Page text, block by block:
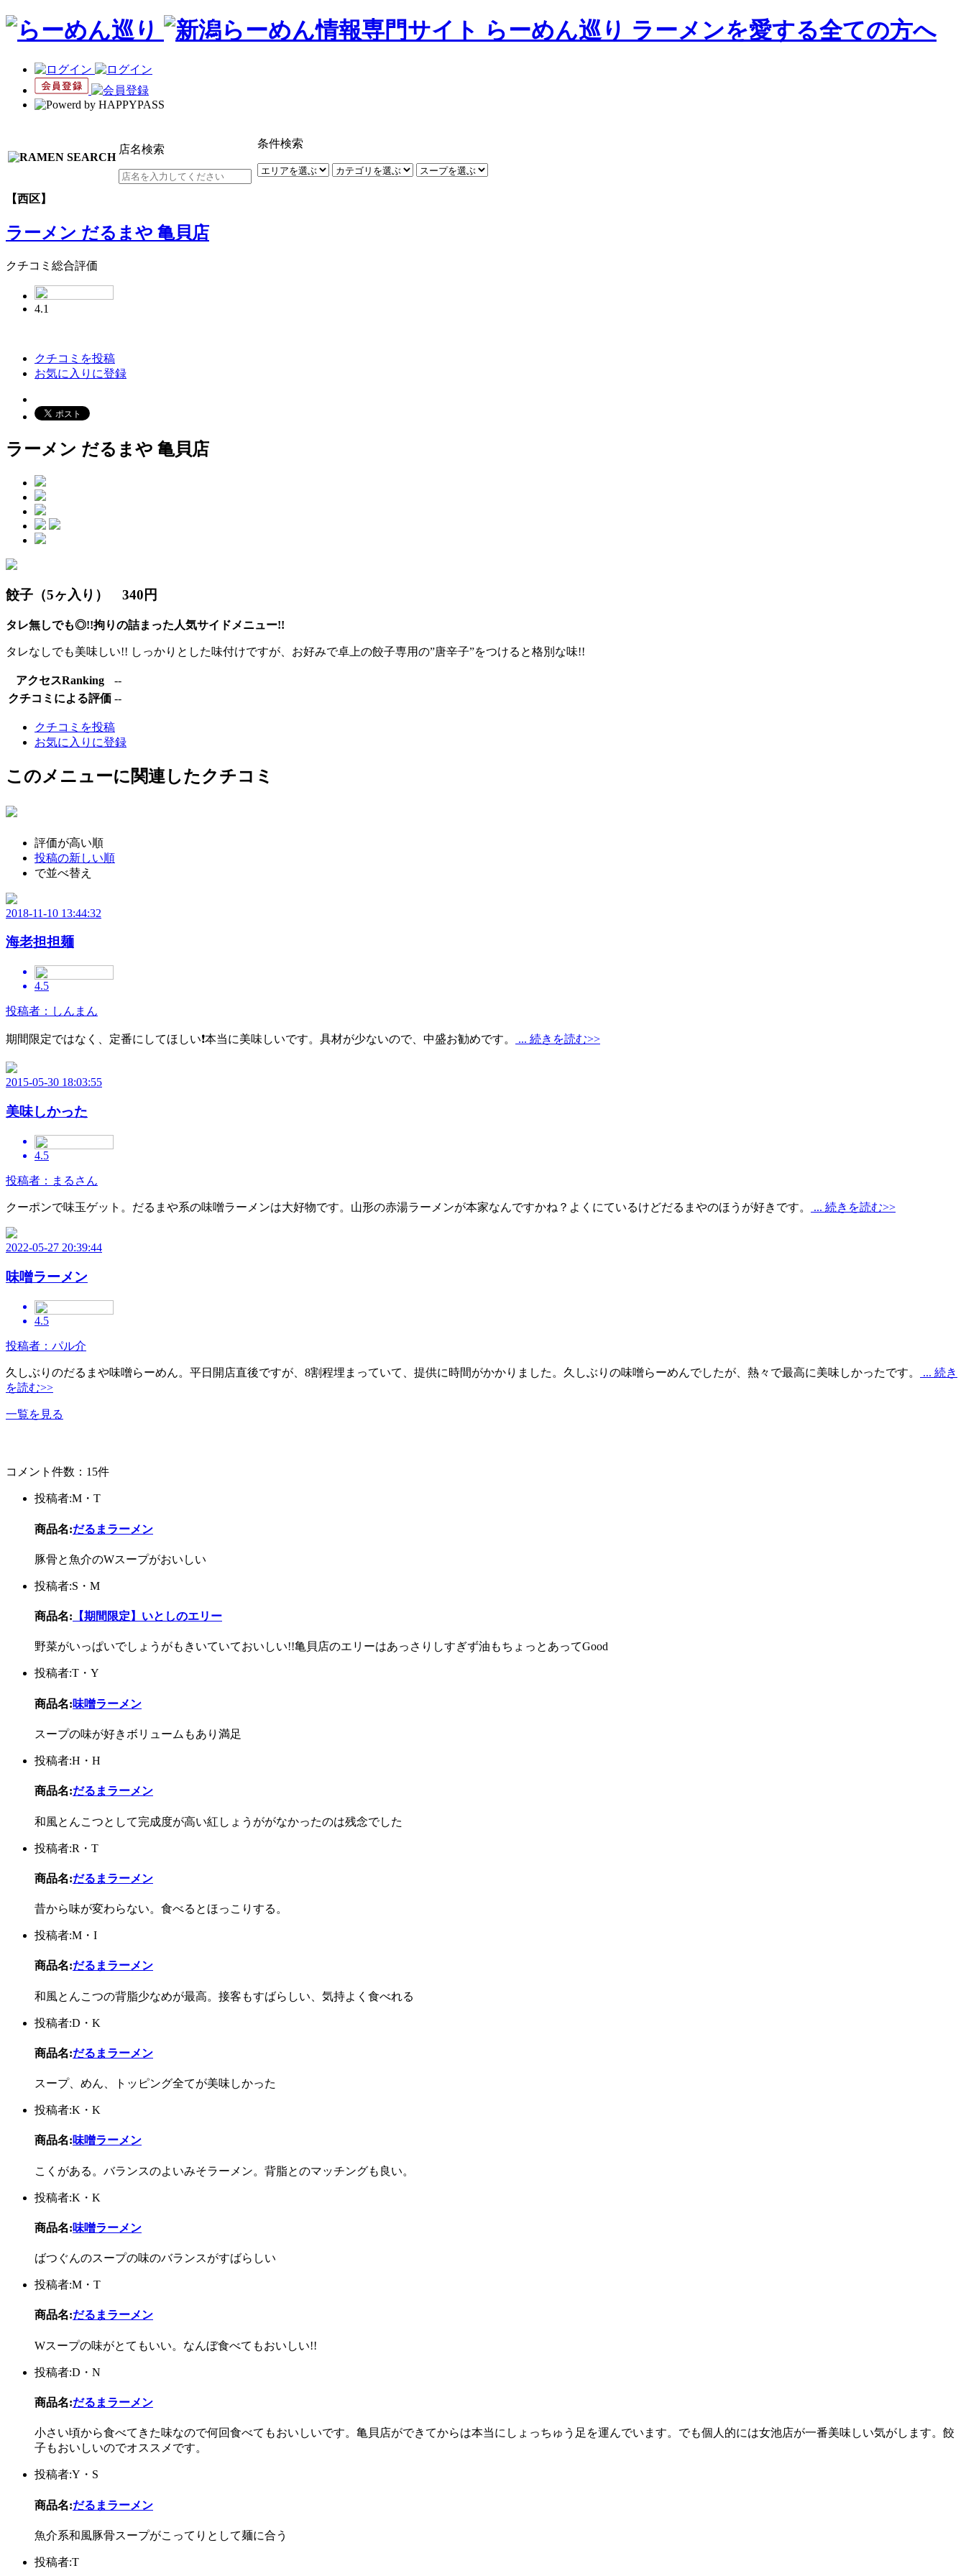
店名検索 条件検索
【西区】
ラーメン だるまや 亀貝店
クチコミ総合評価
4.1
クチコミを投稿
お気に入りに登録
ラーメン だるまや 亀貝店
餃子（5ヶ入り） 340円
タレ無しでも◎!!拘りの詰まった人気サイドメニュー!!
タレなしでも美味しい!! しっかりとした味付けですが、お好みで卓上の餃子専用の”唐辛子”をつけると格別な味!!
アクセスRanking
--
クチコミによる評価 --
クチコミを投稿
お気に入りに登録
このメニューに関連したクチコミ
評価が高い順
投稿の新しい順
で並べ替え
2018-11-10 13:44:32
海老担担麺
4.5
投稿者：しんまん
期間限定ではなく、定番にしてほしい❗️本当に美味しいです。具材が少ないので、中盛お勧めです。 ... 続きを読む>>
2015-05-30 18:03:55
美味しかった
4.5
投稿者：まるさん
クーポンで味玉ゲット。だるまや系の味噌ラーメンは大好物です。山形の赤湯ラーメンが本家なんですかね？よくにているけどだるまやのほうが好きです。 ... 続きを読む>>
2022-05-27 20:39:44
味噌ラーメン
4.5
投稿者：パル介
久しぶりのだるまや味噌らーめん。平日開店直後ですが、8割程埋まっていて、提供に時間がかかりました。久しぶりの味噌らーめんでしたが、熱々で最高に美味しかったです。
... 続き
を読む>>
一覧を見る
コメント件数：15件
投稿者:M・T
商品名:だるまラーメン
豚骨と魚介のWスープがおいしい
投稿者:S・M
商品名: 【期間限定】いとしのエリー
野菜がいっぱいでしょうがもきいていておいしい!!亀貝店のエリーはあっさりしすぎず油もちょっとあってGood
投稿者:T・Y
商品名:味噌ラーメン
スープの味が好きボリュームもあり満足
投稿者:H・H
商品名:だるまラーメン
和風とんこつとして完成度が高い紅しょうががなかったのは残念でした
投稿者:R・T
商品名:だるまラーメン
昔から味が変わらない。食べるとほっこりする。
投稿者:M・I
商品名:だるまラーメン
和風とんこつの背脂少なめが最高。接客もすばらしい、気持よく食べれる
投稿者:D・K
商品名:だるまラーメン
スープ、めん、トッピング全てが美味しかった
投稿者:K・K
商品名:味噌ラーメン
こくがある。バランスのよいみそラーメン。背脂とのマッチングも良い。
投稿者:K・K
商品名:味噌ラーメン
ばつぐんのスープの味のバランスがすばらしい
投稿者:M・T
商品名:だるまラーメン
Wスープの味がとてもいい。なんぼ食べてもおいしい!!
投稿者:D・N
商品名:だるまラーメン
小さい頃から食べてきた味なので何回食べてもおいしいです。亀貝店ができてからは本当にしょっちゅう足を運んでいます。でも個人的には女池店が一番美味しい気がします。餃
子もおいしいのでオススメです。
投稿者:Y・S
商品名:だるまラーメン
魚介系和風豚骨スープがこってりとして麺に合う
投稿者:T